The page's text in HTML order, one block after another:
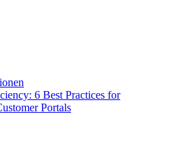
6 Best Practices for
Portals